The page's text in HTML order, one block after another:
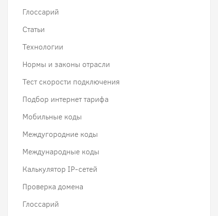
Глоссарий
Статьи
Технологии
Нормы и законы отрасли
Тест скорости подключения
Подбор интернет тарифа
Мобильные коды
Междугородние коды
Международные коды
Калькулятор IP-сетей
Проверка домена
Глоссарий